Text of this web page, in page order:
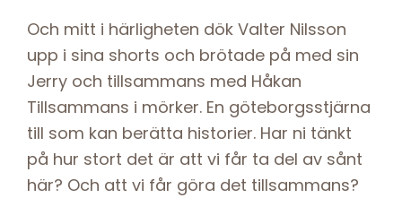
Och mitt i härligheten dök Valter Nilsson
upp i sina shorts och brötade på med sin
Jerry och tillsammans med Håkan
Tillsammans i mörker. En göteborgsstjärna
till som kan berätta historier. Har ni tänkt
på hur stort det är att vi får ta del av sånt
här? Och att vi får göra det tillsammans?